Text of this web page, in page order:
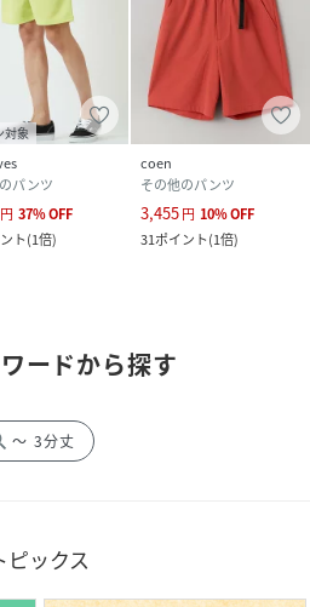
対象
パンツ
円 37%OFF
ト(1倍)
coen
その他のパンツ
3,455円 10%OFF
31ポイント(1倍)
ードから探す
～ 3分丈
ピックス